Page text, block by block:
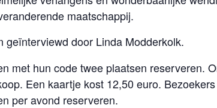
maatschappij.
geïnterviewd door Linda Modderkolk.
met hun code twee plaatsen reserveren.
Een kaartje kost 12,50 euro.
per avond reserveren.